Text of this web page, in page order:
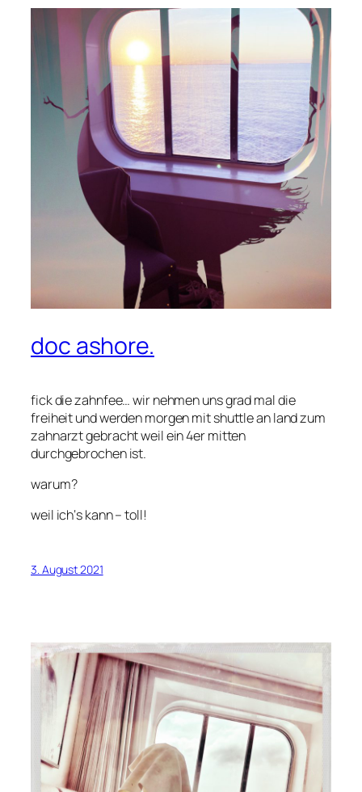
doc ashore.
fick die zahnfee… wir nehmen uns grad mal die
freiheit und werden morgen mit shuttle an land zum
zahnarzt gebracht weil ein 4er mitten
durchgebrochen ist.
warum?
weil ich‘s kann – toll!
3. August 2021